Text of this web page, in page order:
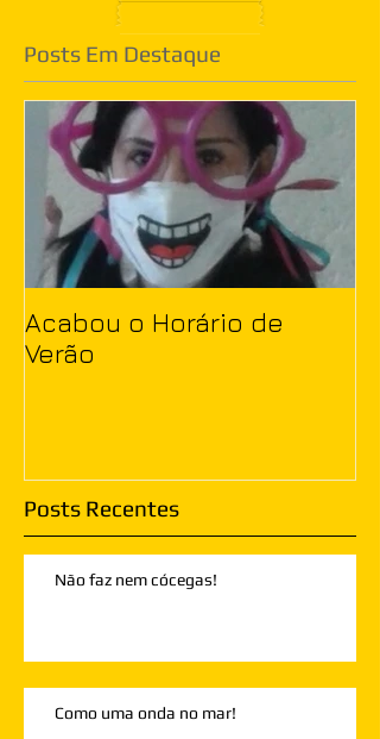
Posts Em Destaque
Acabou o Horário de
Verão
Posts Recentes
Não faz nem cócegas!
Como uma onda no mar!